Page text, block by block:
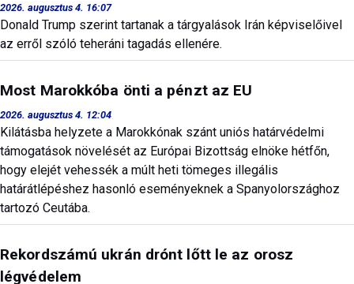
2026. augusztus 4. 16:07
Donald Trump szerint tartanak a tárgyalások Irán képviselőivel
az erről szóló teheráni tagadás ellenére.
Most Marokkóba önti a pénzt az EU
2026. augusztus 4. 12:04
Kilátásba helyzete a Marokkónak szánt uniós határvédelmi
támogatások növelését az Európai Bizottság elnöke hétfőn,
hogy elejét vehessék a múlt heti tömeges illegális
határátlépéshez hasonló eseményeknek a Spanyolországhoz
tartozó Ceutába.
Rekordszámú ukrán drónt lőtt le az orosz
légvédelem